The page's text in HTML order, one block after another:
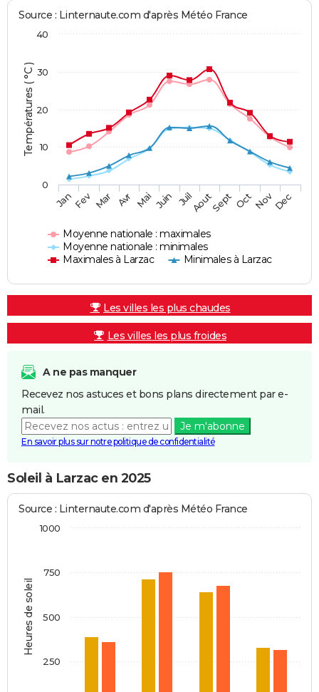
Températures ( °C )
Source : Linternaute.com d'après Météo France
Moyenne nationale : maximales
Moyenne nationale : minimales
Maximales à Larzac
Minimales à Larzac
JanFev Mar Avr Mai Juin JuilAoutSept OctNovDec
0
10
20
30
40
Les villes les plus chaudes
Les villes les plus froides
A ne pas manquer
Recevez nos astuces et bons plans directement par e-
mail.
Je m'abonne
En savoir plus sur notre politique de confidentialité
Soleil à Larzac en 2025
Heures de soleil
Source : Linternaute.com d'après Météo France
250
500
750
1000